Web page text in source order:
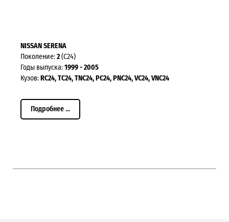
NISSAN SERENA
Поколение:2(C24)
Годы выпуска:1999 - 2005
Кузов:RC24, TC24, TNC24, PC24, PNC24, VC24, VNC24
Подробнее ...